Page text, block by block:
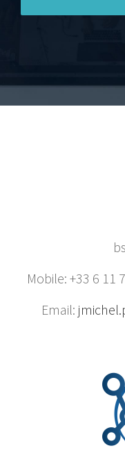
Mobile: +33 6 11
Email: